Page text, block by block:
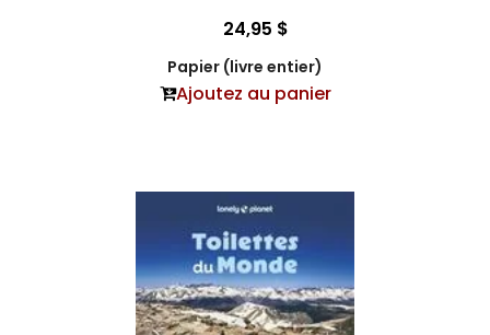
24,95 $
Papier (livre entier)
Ajoutez au panier